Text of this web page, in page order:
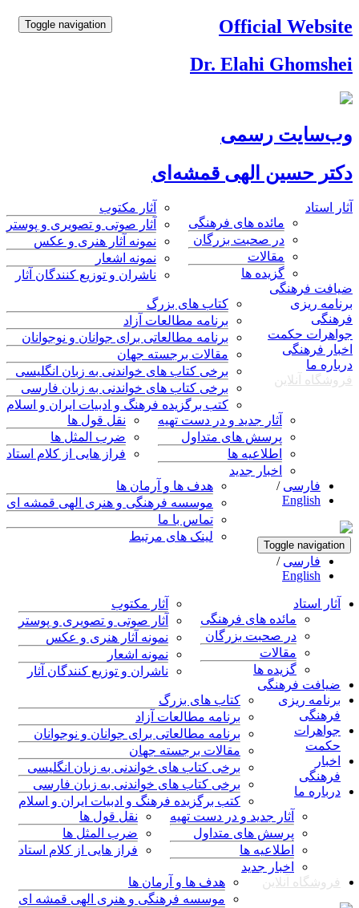
Toggle navigation
Official
Dr. Elahi
رسمی
حسین الهی قمشه‌ای
آثار مکتوب
آثار صوتی و تصویری و پوستر
نمونه آثار هنری و عکس
نمونه اشعار
ناشران و توزیع کنندگان آثار
مائده های فرهنگی
در صحبت بزرگان
مقالات
گزیده ها
کتاب های بزرگ
برنامه مطالعات آزاد
برنامه مطالعاتی برای جوانان و نوجوانان
مقالات برجسته جهان
برخی کتاب های خواندنی به زبان انگلیسی
برخی کتاب های خواندنی به زبان فارسی
کتب برگزیده فرهنگ و ادبیات ایران و اسلام
ریزی
نقل قول ها
ضرب المثل ها
فراز هایی از کلام استاد
حکمت
آثار جدید و در دست تهیه
پرسش های متداول
اطلاعیه ها
اخبار جدید
هدف ها و آرمان ها
موسسه فرهنگی و هنری الهی قمشه ای
تماس با ما
لینک های مرتبط
آنلاین
/
Toggle
/
آثار مکتوب
آثار صوتی و تصویری و پوستر
نمونه آثار هنری و عکس
نمونه اشعار
ناشران و توزیع کنندگان آثار
مائده های فرهنگی
در صحبت بزرگان
مقالات
گزیده ها
فرهنگی
کتاب های بزرگ
برنامه مطالعات آزاد
برنامه مطالعاتی برای جوانان و نوجوانان
مقالات برجسته جهان
برخی کتاب های خواندنی به زبان انگلیسی
برخی کتاب های خواندنی به زبان فارسی
کتب برگزیده فرهنگ و ادبیات ایران و اسلام
ریزی
نقل قول ها
ضرب المثل ها
فراز هایی از کلام استاد
آثار جدید و در دست تهیه
پرسش های متداول
اطلاعیه ها
اخبار جدید
هدف ها و آرمان ها
موسسه فرهنگی و هنری الهی قمشه ای
ما
آنلاین